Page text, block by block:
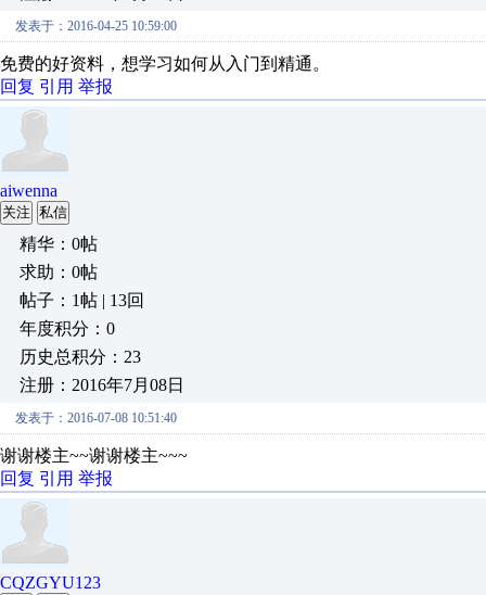
发表于：2016-04-25 10:59:00
免费的好资料，想学习如何从入门到精通。
回复 引用 举报
aiwenna
关注 私信
精华：0帖
求助：0帖
帖子：1帖 | 13回
年度积分：0
历史总积分：23
注册：2016年7月08日
发表于：2016-07-08 10:51:40
谢谢楼主~~谢谢楼主~~~
回复 引用 举报
CQZGYU123